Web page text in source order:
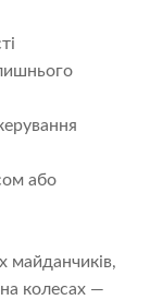
або
майданчиків,
колесах —